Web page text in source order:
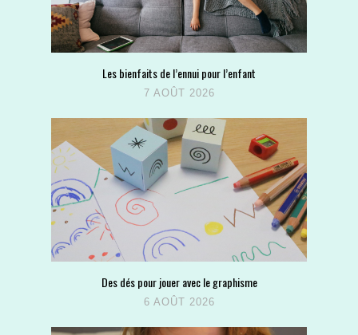
Les bienfaits de l’ennui pour l’enfant
7 AOÛT 2026
Des dés pour jouer avec le graphisme
6 AOÛT 2026